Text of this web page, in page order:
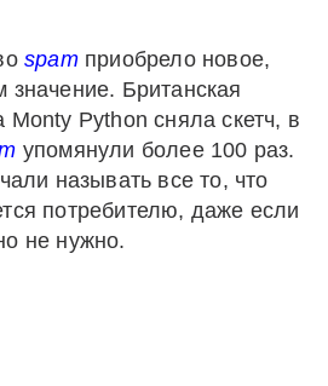
spamприобрело новое,
Британская
Monty Python сняла скетч, в
упомянули более 100 раз.
называть все то, что
потребителю, даже если
не нужно.